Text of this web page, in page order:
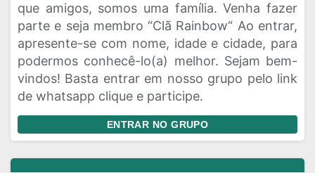
que amigos, somos uma família. Venha fazer
parte e seja membro “Clã Rainbow“ Ao entrar,
apresente-se com nome, idade e cidade, para
podermos conhecê-lo(a) melhor. Sejam bem-
vindos! Basta entrar em nosso grupo pelo link
de whatsapp clique e participe.
ENTRAR NO GRUPO